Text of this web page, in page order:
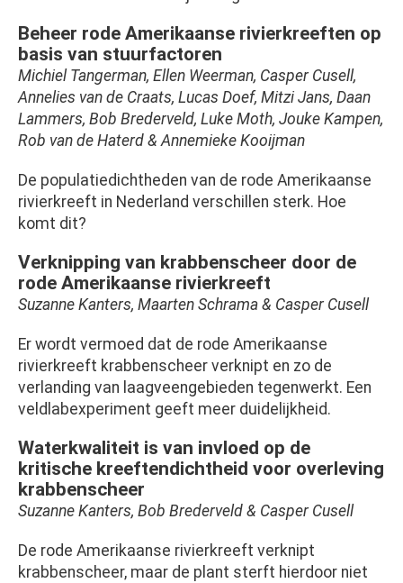
Beheer rode Amerikaanse rivierkreeften op
basis van stuurfactoren
Michiel Tangerman, Ellen Weerman, Casper Cusell,
Annelies van de Craats, Lucas Doef, Mitzi Jans, Daan
Lammers, Bob Brederveld, Luke Moth, Jouke Kampen,
Rob van de Haterd & Annemieke Kooijman
De populatiedichtheden van de rode Amerikaanse
rivierkreeft in Nederland verschillen sterk. Hoe
komt dit?
Verknipping van krabbenscheer door de
rode Amerikaanse rivierkreeft
Suzanne Kanters, Maarten Schrama & Casper Cusell
Er wordt vermoed dat de rode Amerikaanse
rivierkreeft krabbenscheer verknipt en zo de
verlanding van laagveengebieden tegenwerkt. Een
veldlabexperiment geeft meer duidelijkheid.
Waterkwaliteit is van invloed op de
kritische kreeftendichtheid voor overleving
krabbenscheer
Suzanne Kanters, Bob Brederveld & Casper Cusell
De rode Amerikaanse rivierkreeft verknipt
krabbenscheer, maar de plant sterft hierdoor niet